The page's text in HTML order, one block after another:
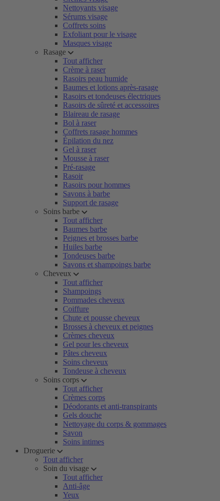
Nettoyants visage
Sérums visage
Coffrets soins
Exfoliant pour le visage
Masques visage
Rasage
Tout afficher
Crème à raser
Rasoirs peau humide
Baumes et lotions après-rasage
Rasoirs et tondeuses électriques
Rasoirs de sûreté et accessoires
Blaireau de rasage
Bol à raser
Coffrets rasage hommes
Épilation du nez
Gel à raser
Mousse à raser
Pré-rasage
Rasoir
Rasoirs pour hommes
Savons à barbe
Support de rasage
Soins barbe
Tout afficher
Baumes barbe
Peignes et brosses barbe
Huiles barbe
Tondeuses barbe
Savons et shampoings barbe
Cheveux
Tout afficher
Shampoings
Pommades cheveux
Coiffure
Chute et pousse cheveux
Brosses à cheveux et peignes
Crèmes cheveux
Gel pour les cheveux
Pâtes cheveux
Soins cheveux
Tondeuse à cheveux
Soins corps
Tout afficher
Crèmes corps
Déodorants et anti-transpirants
Gels douche
Nettoyage du corps & gommages
Savon
Soins intimes
Droguerie
Tout afficher
Soin du visage
Tout afficher
Anti-âge
Yeux